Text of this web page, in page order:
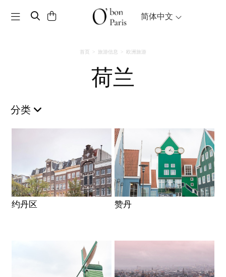
Toggle navigation 简体中文
首页 旅游信息 欧洲旅游
荷兰
分类
约丹区 赞丹